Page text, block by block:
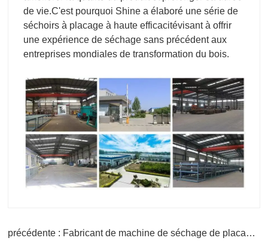
de vie.C'est pourquoi Shine a élaboré une série de
séchoirs à placage à haute efficacitévisant à offrir
une expérience de séchage sans précédent aux
entreprises mondiales de transformation du bois.
précédente : Fabricant de machine de séchage de placage de bois d'eucalyptus